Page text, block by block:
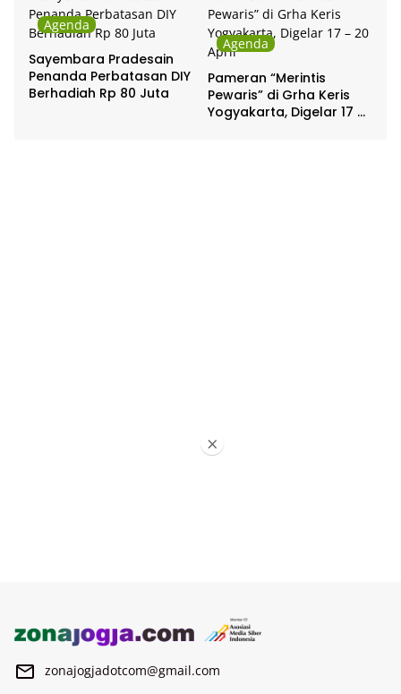
Agenda
Sayembara Pradesain
Penanda Perbatasan DIY
Berhadiah Rp 80 Juta
Agenda
Pameran “Merintis
Pewaris” di Grha Keris
Yogyakarta, Digelar 17 –
zonajogjadotcom@gmail.com
×